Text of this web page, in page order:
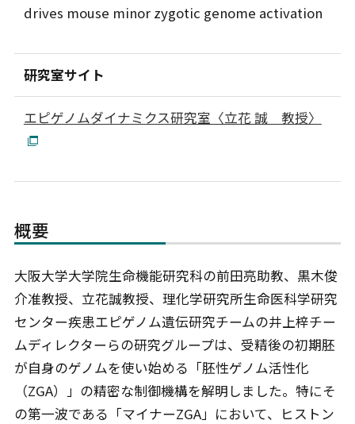
drives mouse minor zygotic genome activation
研究室サイト
エピゲノムダイナミクス研究室〈立花 誠 教授〉
概要
大阪大学大学院生命機能研究科の前田亮助教、黒木俊
介准教授、立花誠教授、理化学研究所生命医科学研究
センター疾患エピゲノム遺伝研究チームの井上梓チー
ムディレクターらの研究グループは、受精後の初期胚
が自身のゲノムを使い始める「胚性ゲノム活性化
（ZGA）」の精密な制御機構を解明しました。特にそ
の第一波である「マイナーZGA」において、ヒストン